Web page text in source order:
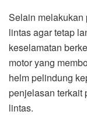
Selain melakukan
lintas agar tetap
keselamatan
motor yang
helm pelindung
penjelasan terkait
lintas.